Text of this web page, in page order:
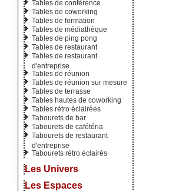
Tables de conférence
Tables de coworking
Tables de formation
Tables de médiathèque
Tables de ping pong
Tables de restaurant
Tables de restaurant
d'entreprise
Tables de réunion
Tables de réunion sur mesure
Tables de terrasse
Tables hautes de coworking
Tables rétro éclairées
Tabourets de bar
Tabourets de cafétéria
Tabourets de restaurant
d'entreprise
Tabourets rétro éclairés
Les Univers
Les Espaces